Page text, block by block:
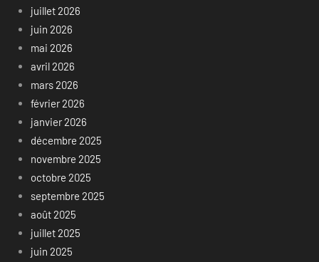
juillet 2026
juin 2026
mai 2026
avril 2026
mars 2026
février 2026
janvier 2026
décembre 2025
novembre 2025
octobre 2025
septembre 2025
août 2025
juillet 2025
juin 2025